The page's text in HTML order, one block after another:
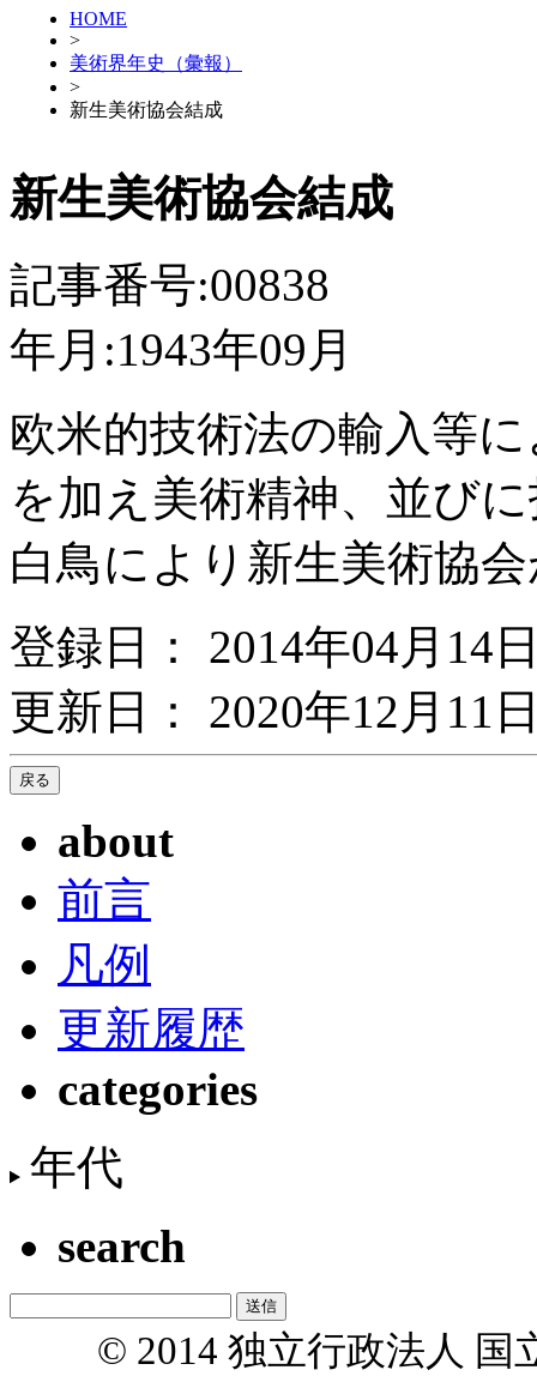
HOME
>
美術界年史（彙報）
>
新生美術協会結成
新生美術協会結成
記事番号:00838
年月:1943年09月
欧米的技術法の輸入等
を加え美術精神、並び
白鳥により新生美術協
登録日： 2014年04月14
更新日： 2020年12月11
about
前言
凡例
更新履歴
categories
年代
search
© 2014 独立行政法人 国